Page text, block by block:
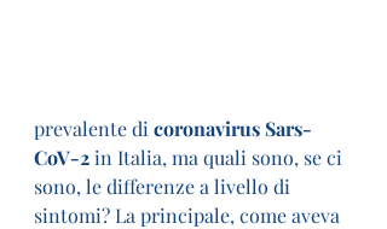
prevalente di coronavirus Sars-
CoV-2 in Italia, ma quali sono, se ci
sono, le differenze a livello di
sintomi? La principale, come aveva